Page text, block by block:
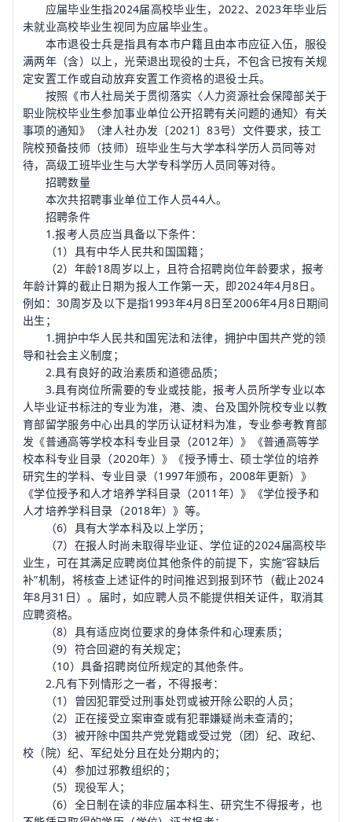
应届毕业生指2024届高校毕业生，2022、2023年毕业后
未就业高校毕业生视同为应届毕业生。
本市退役士兵是指具有本市户籍且由本市应征入伍，服役
满两年（含）以上，光荣退出现役的士兵，不包含已按有关规
定安置工作或自动放弃安置工作资格的退役士兵。
按照《市人社局关于贯彻落实〈人力资源社会保障部关于
职业院校毕业生参加事业单位公开招聘有关问题的通知〉有关
事项的通知》（津人社办发〔2021〕83号）文件要求，技工
院校预备技师（技师）班毕业生与大学本科学历人员同等对
待，高级工班毕业生与大学专科学历人员同等对待。
招聘数量
本次共招聘事业单位工作人员44人。
招聘条件
1.报考人员应当具备以下条件：
（1）具有中华人民共和国国籍；
（2）年龄18周岁以上，且符合招聘岗位年龄要求，报考
年龄计算的截止日期为报人工作第一天，即2024年4月8日。
例如：30周岁及以下是指1993年4月8日至2006年4月8日期间
出生；
1.拥护中华人民共和国宪法和法律，拥护中国共产党的领
导和社会主义制度；
2.具有良好的政治素质和道德品质；
3.具有岗位所需要的专业或技能，报考人员所学专业以本
人毕业证书标注的专业为准，港、澳、台及国外院校专业以教
育部留学服务中心出具的学历认证材料为准，专业参考教育部
发《普通高等学校本科专业目录（2012年）》《普通高等学
校本科专业目录（2020年）》《授予博士、硕士学位的培养
研究生的学科、专业目录（1997年颁布，2008年更新）》
《学位授予和人才培养学科目录（2011年）》《学位授予和
人才培养学科目录（2018年）》等。
（6）具有大学本科及以上学历；
（7）在报人时尚未取得毕业证、学位证的2024届高校毕
业生，可在其满足应聘岗位其他条件的前提下，实施“容缺后
补”机制，将核查上述证件的时间推迟到报到环节（截止2024
年8月31日）。届时，如应聘人员不能提供相关证件，取消其
应聘资格。
（8）具有适应岗位要求的身体条件和心理素质；
（9）符合回避的有关规定；
（10）具备招聘岗位所规定的其他条件。
2.凡有下列情形之一者，不得报考：
（1）曾因犯罪受过刑事处罚或被开除公职的人员；
（2）正在接受立案审查或有犯罪嫌疑尚未查清的；
（3）被开除中国共产党党籍或受过党（团）纪、政纪、
校（院）纪、军纪处分且在处分期内的；
（4）参加过邪教组织的；
（5）现役军人；
（6）全日制在读的非应届本科生、研究生不得报考，也